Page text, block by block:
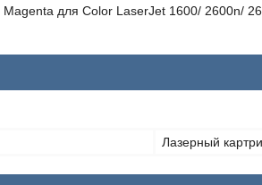
для Color LaserJet 1600/ 2600n/
Лазерный